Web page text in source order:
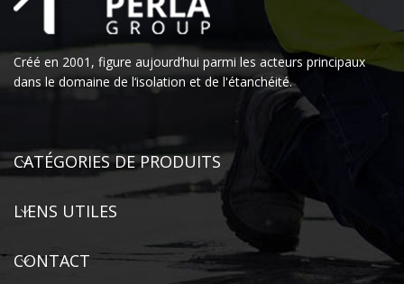
Créé en 2001, figure aujourd’hui parmi les acteurs principaux
dans le domaine de l‘isolation et de l'étanchéité.
CATÉGORIES DE PRODUITS
LIENS UTILES
CONTACT